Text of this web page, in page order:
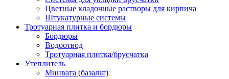
Цветные кладочные растворы для кирпича
Штукатурные системы
Тротуарная плитка и бордюры
Бордюры
Водоотвод
Тротуарная плитка/брусчатка
Утеплитель
Минвата (базальт)